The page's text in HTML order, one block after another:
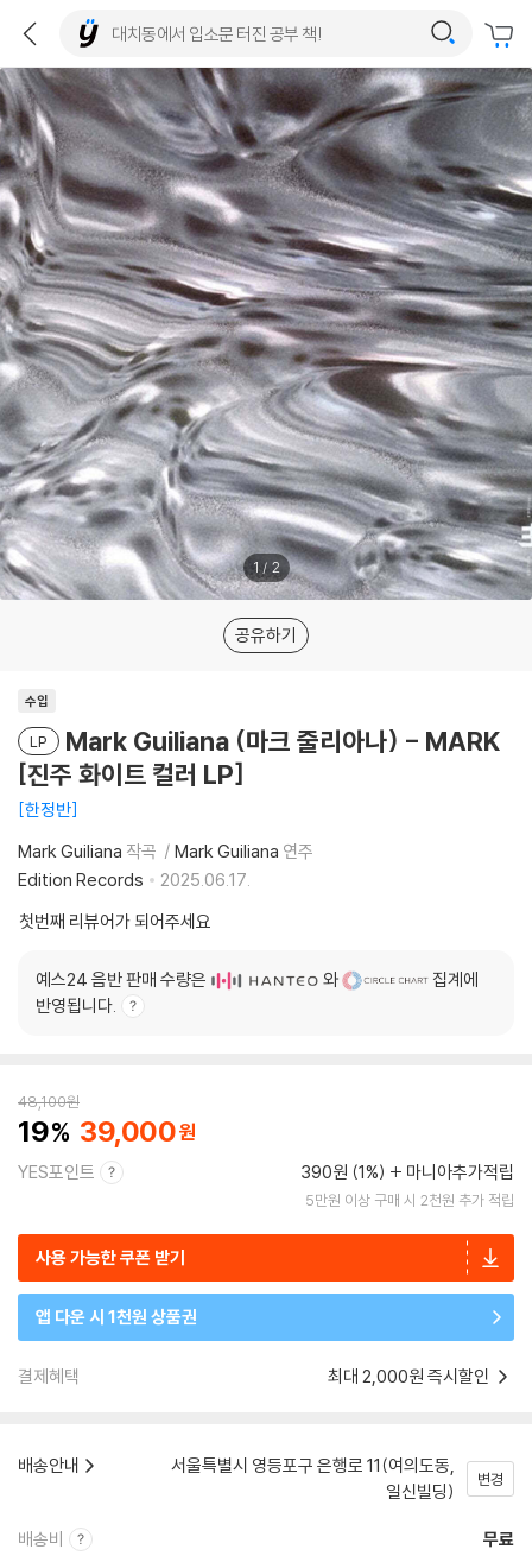
1 / 2
공유하기
수입
LP
Mark Guiliana (마크 줄리아나) - MARK
[진주 화이트 컬러 LP]
한정반
Mark Guiliana 작곡 Mark Guiliana 연주
Edition Records
2025.06.17.
첫번째 리뷰어가 되어주세요
예스24 음반 판매 수량은 와
집계에
반영됩니다.
48,100원
19 39,000
YES포인트 390원 (1%) 마니아추가적립
5만원 이상 구매 시 2천원 추가 적립
사용 가능한 쿠폰 받기
앱 다운 시 1천원 상품권
결제혜택 최대 2,000원 즉시할인
배송안내
서울특별시 영등포구 은행로 11(여의도동,
일신빌딩)
변경
배송비 무료